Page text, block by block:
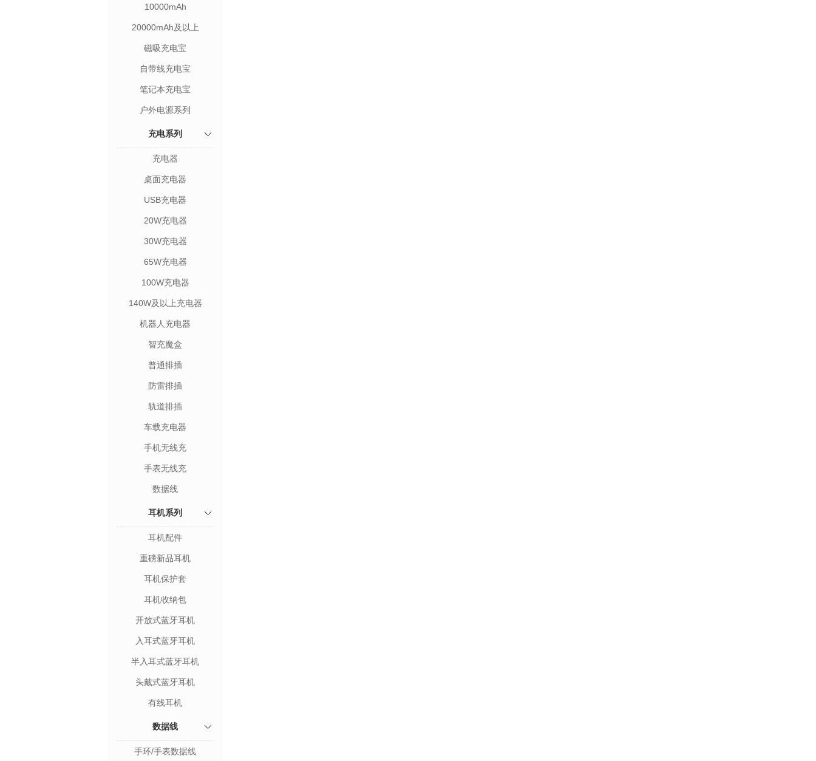
10000mAh
20000mAh及以上
磁吸充电宝
自带线充电宝
笔记本充电宝
户外电源系列
充电系列
充电器
桌面充电器
USB充电器
20W充电器
30W充电器
65W充电器
100W充电器
140W及以上充电器
机器人充电器
智充魔盒
普通排插
防雷排插
轨道排插
车载充电器
手机无线充
手表无线充
数据线
耳机系列
耳机配件
重磅新品耳机
耳机保护套
耳机收纳包
开放式蓝牙耳机
入耳式蓝牙耳机
半入耳式蓝牙耳机
头戴式蓝牙耳机
有线耳机
数据线
手环/手表数据线